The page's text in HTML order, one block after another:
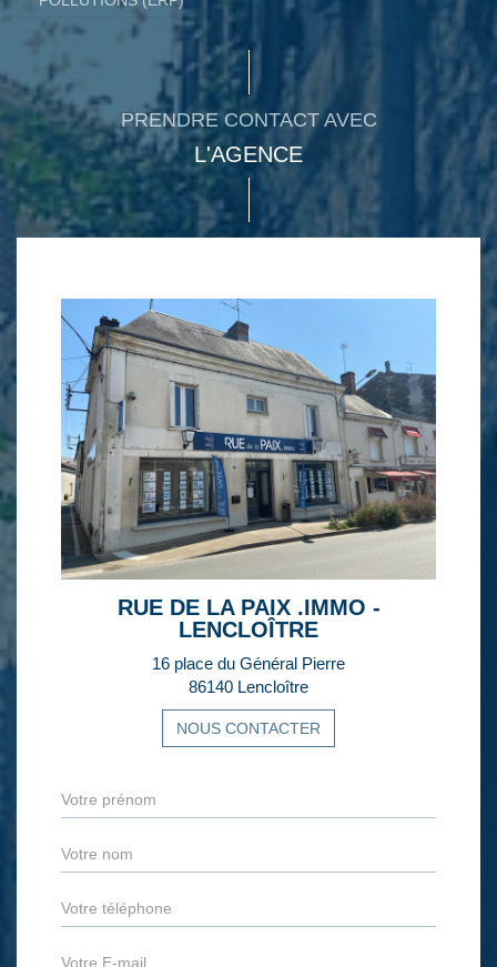
PRENDRE CONTACT AVEC
L'AGENCE
RUE DE LA PAIX .IMMO -
LENCLOÎTRE
16 place du Général Pierre
86140 Lencloître
NOUS CONTACTER